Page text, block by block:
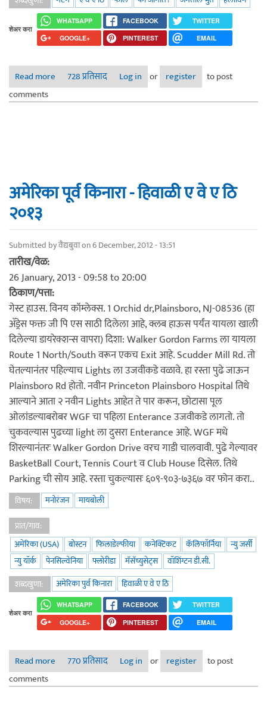
शेअर करा
WHATSAPP FACEBOOK
TWITTER
GOOGLE+
PINTEREST EMAIL
Read more about बारा फॉल ए.वे.ए.ठि. - २०१३
728 प्रतिसाद Log in or register
to post
comments
अमेरिका पूर्व किनारा - हिवाळी ए वे ए ठि
२०१३
Submitted byवैद्यबुवाon 6 December, 2012 - 13:51
तारीख/वेळ:
26 January, 2013 -09:58to20:00
ठिकाण/पत्ता:
गेस्ट हाउस. विनय कॉम्लेक्स. 1 Orchid dr,Plainsboro, NJ-08536 (हा
अ‍ॅड्रेस फक्त जी पि एस साठी दिलेला आहे, क्लब हाऊस पर्यंत यायला खाली
दिलेल्या डायरेक्शन्स वापरा) दिशा: Walker Gordon Farms ला यायला
Route 1 North/South वरून एकच Exit आहे. Scudder Mill Rd. तो
घेतल्यानंतर पहिल्याच Lights ला उजवीकडे वळावे. हा रस्ता पुढे जाऊन
Plainsboro Rd होतो. नवीन Princeton Plainsboro Hospital तिथे
आल्याने आता २ नवीन Lights आहेत ते पार करून, छोटासा पूल
ओलांडल्याबरोबर WGF चा पहिला Enterance उजवीकडे लागतो. तो
चुकवल्यास पुढच्या light ला दुसरा Enterance आहे. WGF मधे
शिरल्यानंतरः Walker Gordon Drive वरच गाडी चालवावी. पुढे गेल्यावर
BasketBall Court, Tennis Court व Club House दिसेल. तिथे
Parking ची सोय आहे. रस्ता चुकल्यासः ६०९-९०३-७३६७ वर फोन करा..
विषय: मनोरंजन
मायबोली
प्रांत/गाव:
अमेरिका (USA)
बोस्टन फिलाडेल्फीया कनेक्टिकट कॅलिफॉर्निया
न्यु जर्सी
न्यु यॉर्क
पेनसिल्वेनिया फ्लोरीडा मॅसॅच्युसेट्स
वॉशिंग्टन डी.सी.
शब्दखुणा:
अमेरिका पुर्व किनारा हिवाळी ए वे ए ठि
शेअर करा
WHATSAPP FACEBOOK
TWITTER
GOOGLE+
PINTEREST EMAIL
Read more about अमेरिका पूर्व किनारा - हिवाळी ए वे ए ठि २०१३
770 प्रतिसाद Log in or register
to post
comments